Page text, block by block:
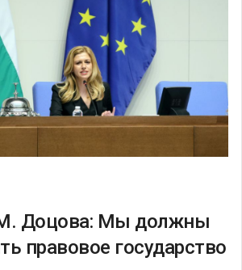
Доцова: Мы должны
правовое государство